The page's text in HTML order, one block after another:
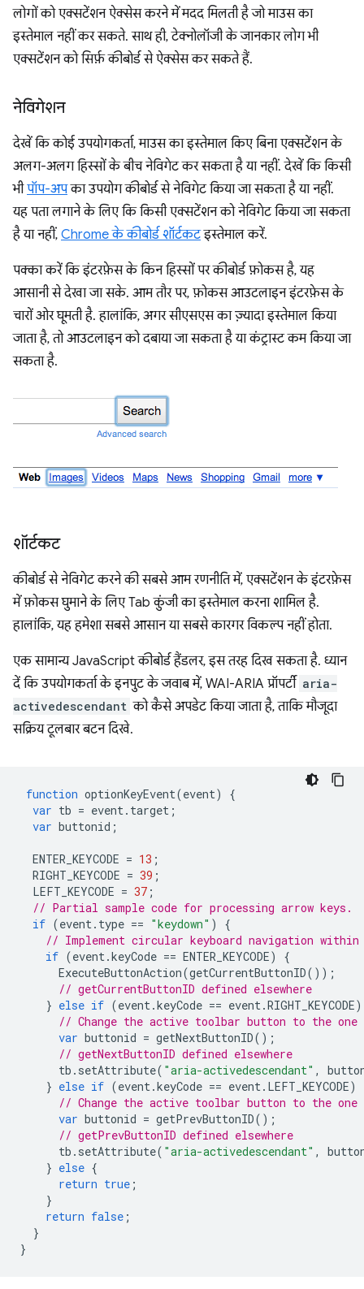
लोगों को एक्सटेंशन ऐक्सेस करने में मदद मिलती है जो माउस का
इस्तेमाल नहीं कर सकते. साथ ही, टेक्नोलॉजी के जानकार लोग भी
एक्सटेंशन को सिर्फ़ कीबोर्ड से ऐक्सेस कर सकते हैं.
नेविगेशन
देखें कि कोई उपयोगकर्ता, माउस का इस्तेमाल किए बिना एक्सटेंशन के
अलग-अलग हिस्सों के बीच नेविगेट कर सकता है या नहीं. देखें कि किसी
भीपॉप-अपका उपयोग कीबोर्ड से नेविगेट किया जा सकता है या नहीं.
यह पता लगाने के लिए कि किसी एक्सटेंशन को नेविगेट किया जा सकता
है या नहीं, Chrome के कीबोर्ड शॉर्टकटइस्तेमाल करें.
पक्का करें कि इंटरफ़ेस के किन हिस्सों पर कीबोर्ड फ़ोकस है, यह
आसानी से देखा जा सके. आम तौर पर, फ़ोकस आउटलाइन इंटरफ़ेस के
चारों ओर घूमती है. हालांकि, अगर सीएसएस का ज़्यादा इस्तेमाल किया
जाता है, तो आउटलाइन को दबाया जा सकता है या कंट्रास्ट कम किया जा
सकता है.
शॉर्टकट
कीबोर्ड से नेविगेट करने की सबसे आम रणनीति में, एक्सटेंशन के इंटरफ़ेस
में फ़ोकस घुमाने के लिए Tab कुंजी का इस्तेमाल करना शामिल है.
हालांकि, यह हमेशा सबसे आसान या सबसे कारगर विकल्प नहीं होता.
एक सामान्य JavaScript कीबोर्ड हैंडलर, इस तरह दिख सकता है. ध्यान
दें कि उपयोगकर्ता के इनपुट के जवाब में, WAI-ARIA प्रॉपर्टी aria-
activedescendant को कैसे अपडेट किया जाता है, ताकि मौजूदा
सक्रिय टूलबार बटन दिखे.
function optionKeyEvent(event)
{
var tb = event . target ;
var buttonid ;
ENTER_KEYCODE = 13 ;
RIGHT_KEYCODE = 39 ;
LEFT_KEYCODE = 37 ;
// Partial sample code for processing arrow keys.
if (event . type == "keydown" )
{
// Implement circular keyboard navigation
if (event .keyCode == ENTER_KEYCODE)
{
ExecuteButtonAction(getCurrentButtonID());
// getCurrentButtonID defined elsewhere
} else if (event .keyCode == event .RIGHT_KEYCODE)
// Change the active toolbar button to the
var buttonid = getNextButtonID();
// getNextButtonID defined elsewhere
tb . setAttribute( "aria-activedescendant" ,
} else if (event .keyCode == event . LEFT_KEYCODE)
// Change the active toolbar button to the
var buttonid = getPrevButtonID();
// getPrevButtonID defined elsewhere
tb . setAttribute( "aria-activedescendant" ,
} else {
return true ;
}
return false ;
}
}